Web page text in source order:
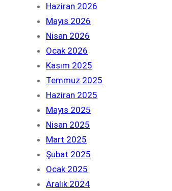
Haziran 2026
Mayıs 2026
Nisan 2026
Ocak 2026
Kasım 2025
Temmuz 2025
Haziran 2025
Mayıs 2025
Nisan 2025
Mart 2025
Şubat 2025
Ocak 2025
Aralık 2024